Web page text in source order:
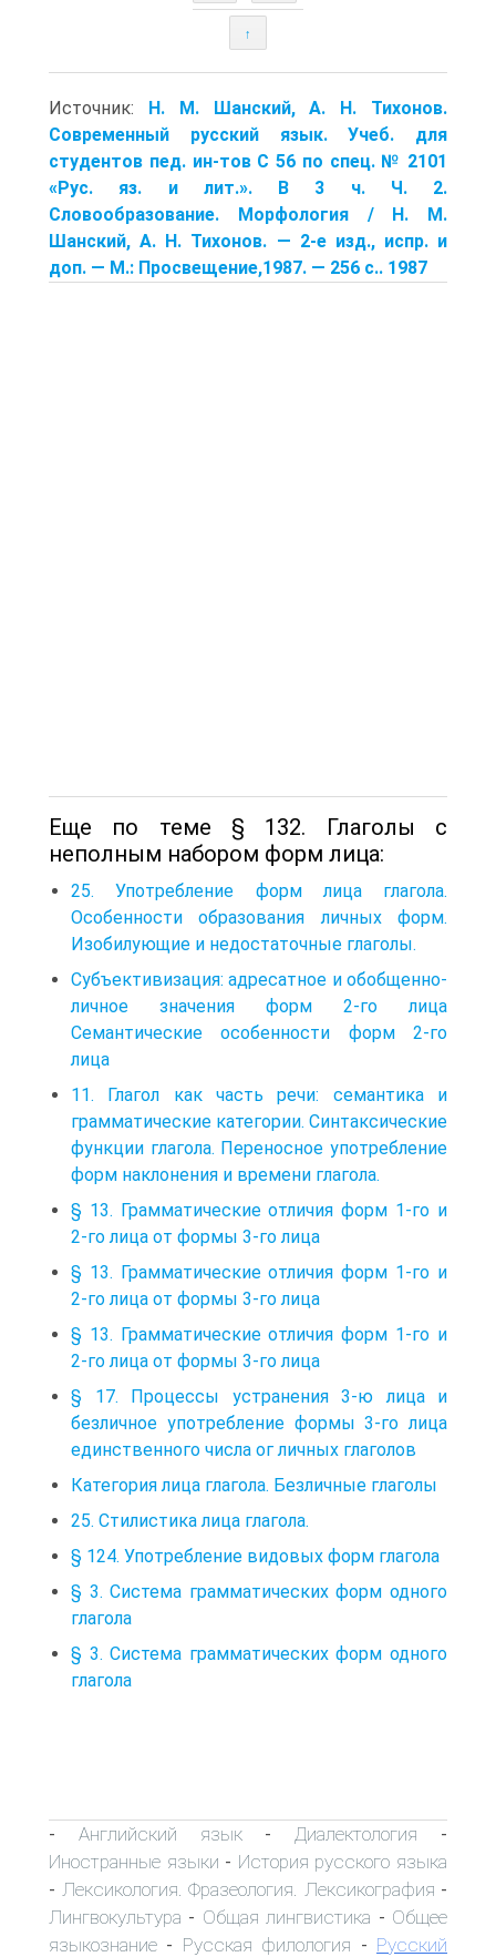
↑
Источник: Н. М. Шанский, А. Н. Тихонов.
Современный русский язык. Учеб. для
студентов пед. ин-тов С 56 по спец. № 2101
«Рус. яз. и лит.». В 3 ч. Ч. 2.
Словообразование. Морфология / Н. М.
Шанский, А. Н. Тихонов. — 2-е изд., испр. и
доп. — М.: Просвещение,1987. — 256 с.. 1987
Еще по теме § 132. Глаголы с
неполным набором форм лица:
25. Употребление форм лица глагола.
Особенности образования личных форм.
Изобилующие и недостаточные глаголы.
Субъективизация: адресатное и обобщенно-
личное значения форм 2-го лица
Семантические особенности форм 2-го
лица
11. Глагол как часть речи: семантика и
грамматические категории. Синтаксические
функции глагола. Переносное употребление
форм наклонения и времени глагола.
§ 13. Грамматические отличия форм 1-го и
2-го лица от формы 3-го лица
§ 13. Грамматические отличия форм 1-го и
2-го лица от формы 3-го лица
§ 13. Грамматические отличия форм 1-го и
2-го лица от формы 3-го лица
§ 17. Процессы устранения 3-ю лица и
безличное употребление формы 3-го лица
единственного числа ог личных глаголов
Категория лица глагола. Безличные глаголы
25. Стилистика лица глагола.
§ 124. Употребление видовых форм глагола
§ 3. Система грамматических форм одного
глагола
§ 3. Система грамматических форм одного
глагола
- Английский язык- Диалектология -
Иностранные языки - История русского языка
- Лексикология. Фразеология. Лексикография -
Лингвокультура - Общая лингвистика - Общее
языкознание - Русская филология - Русский